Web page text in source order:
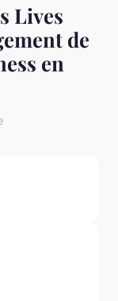
Lives
de
en